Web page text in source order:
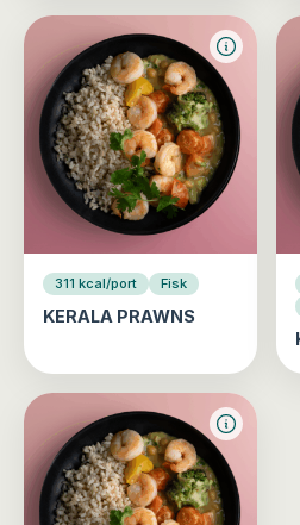
311 kcal/port Fisk
KERALA PRAWNS